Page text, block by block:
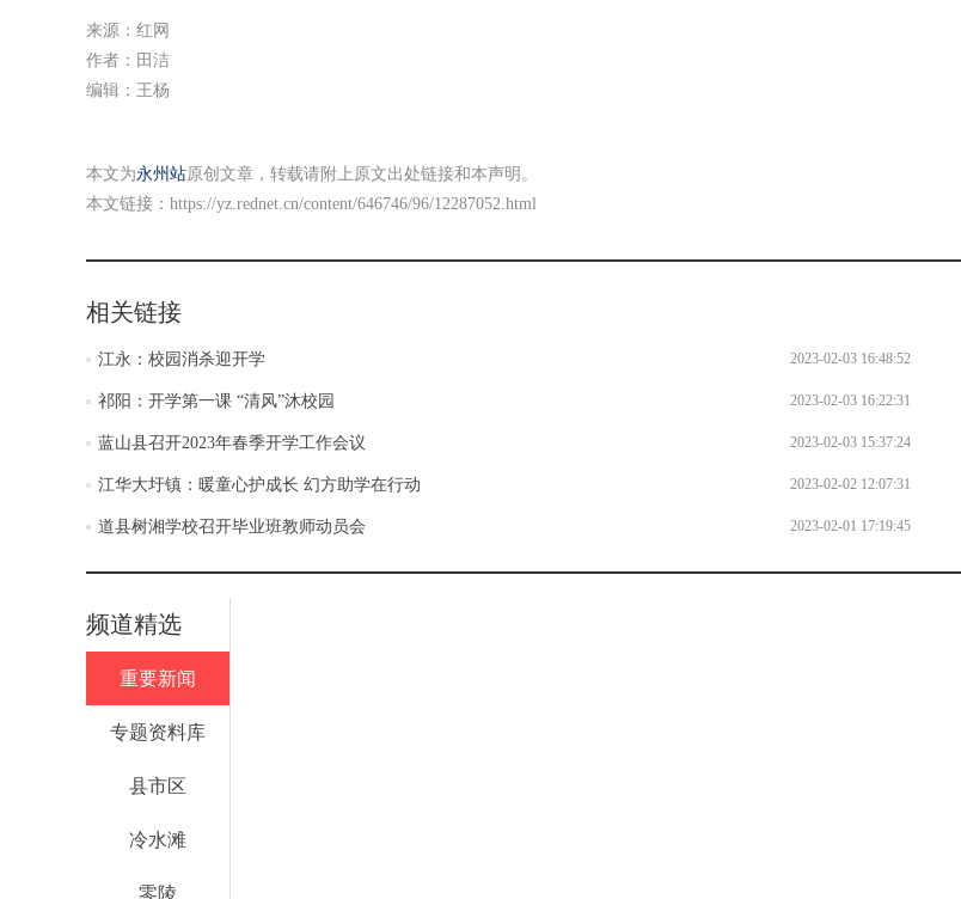
来源：红网
作者：田洁
编辑：王杨
本文为永州站原创文章，转载请附上原文出处链接和本声明。
本文链接： https://yz.rednet.cn/content/646746/96/12287052.html
相关链接
江永：校园消杀迎开学 2023-02-03 16:48:52
祁阳：开学第一课 “清风”沐校园 2023-02-03 16:22:31
蓝山县召开2023年春季开学工作会议 2023-02-03 15:37:24
江华大圩镇：暖童心护成长 幻方助学在行动 2023-02-02 12:07:31
道县树湘学校召开毕业班教师动员会 2023-02-01 17:19:45
频道精选
重要新闻
专题资料库
县市区
冷水滩
零陵